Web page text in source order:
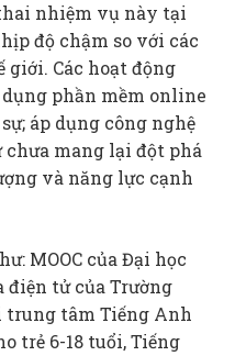
nhiệm vụ này tại
độ chậm so với các
Các hoạt động
phần mềm online
áp dụng công nghệ
chưa mang lại đột phá
và năng lực cạnh
MOOC của Đại học
điện tử của Trường
trung tâm Tiếng Anh
trẻ 6-18 tuổi, Tiếng